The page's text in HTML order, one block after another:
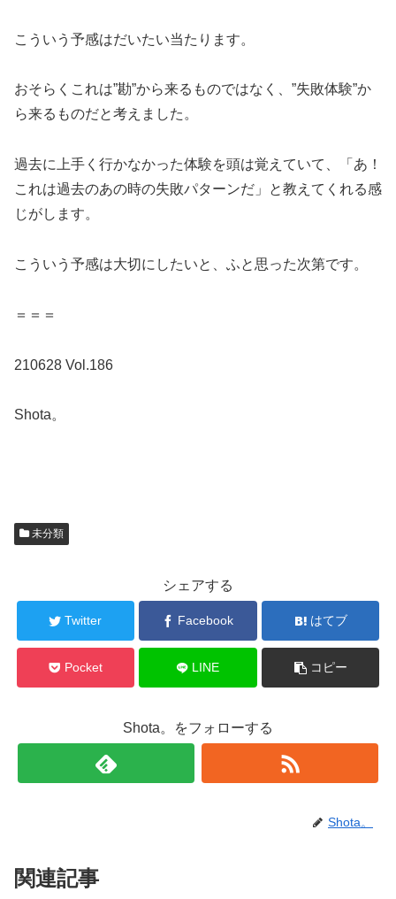
こういう予感はだいたい当たります。
おそらくこれは”勘”から来るものではなく、”失敗体験”か
ら来るものだと考えました。
過去に上手く行かなかった体験を頭は覚えていて、「あ！
これは過去のあの時の失敗パターンだ」と教えてくれる感
じがします。
こういう予感は大切にしたいと、ふと思った次第です。
＝＝＝
210628 Vol.186
Shota。
未分類
シェアする
Twitter Facebook はてブ
Pocket LINE コピー
Shota。をフォローする
Shota。
関連記事